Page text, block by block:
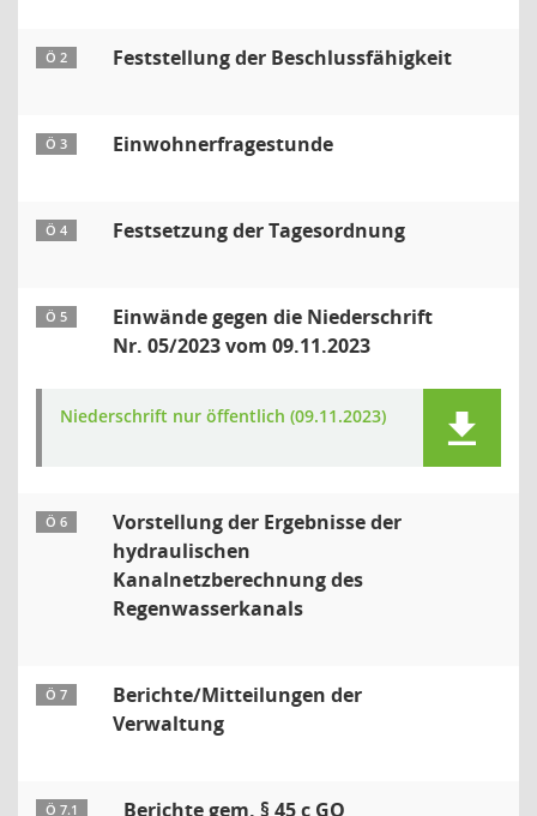
Ö 2 Feststellung der Beschlussfähigkeit
Ö 3 Einwohnerfragestunde
Ö 4 Festsetzung der Tagesordnung
Ö 5
Einwände gegen die Niederschrift
Nr. 05/2023 vom 09.11.2023
Niederschrift nur öffentlich (09.11.2023)
Ö 6
Vorstellung der Ergebnisse der
hydraulischen
Kanalnetzberechnung des
Regenwasserkanals
Ö 7
Berichte/Mitteilungen der
Verwaltung
Ö 7.1 Berichte gem. § 45 c GO